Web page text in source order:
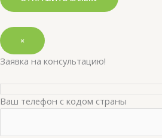
×
Заявка на консультацию!
Ваш телефон с кодом страны